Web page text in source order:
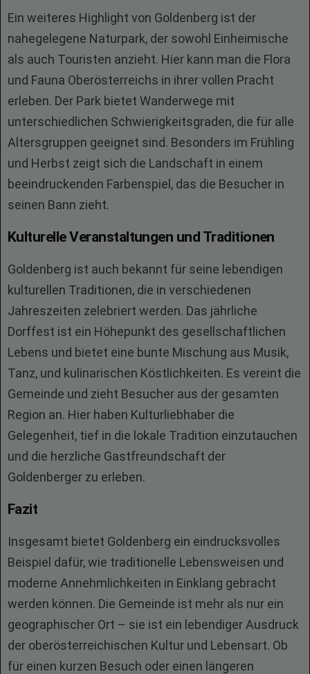
Ein weiteres Highlight von Goldenberg ist der
nahegelegene Naturpark, der sowohl Einheimische
als auch Touristen anzieht. Hier kann man die Flora
und Fauna Oberösterreichs in ihrer vollen Pracht
erleben. Der Park bietet Wanderwege mit
unterschiedlichen Schwierigkeitsgraden, die für alle
Altersgruppen geeignet sind. Besonders im Frühling
und Herbst zeigt sich die Landschaft in einem
beeindruckenden Farbenspiel, das die Besucher in
seinen Bann zieht.
Kulturelle Veranstaltungen und Traditionen
Goldenberg ist auch bekannt für seine lebendigen
kulturellen Traditionen, die in verschiedenen
Jahreszeiten zelebriert werden. Das jährliche
Dorffest ist ein Höhepunkt des gesellschaftlichen
Lebens und bietet eine bunte Mischung aus Musik,
Tanz, und kulinarischen Köstlichkeiten. Es vereint die
Gemeinde und zieht Besucher aus der gesamten
Region an. Hier haben Kulturliebhaber die
Gelegenheit, tief in die lokale Tradition einzutauchen
und die herzliche Gastfreundschaft der
Goldenberger zu erleben.
Fazit
Insgesamt bietet Goldenberg ein eindrucksvolles
Beispiel dafür, wie traditionelle Lebensweisen und
moderne Annehmlichkeiten in Einklang gebracht
werden können. Die Gemeinde ist mehr als nur ein
geographischer Ort – sie ist ein lebendiger Ausdruck
der oberösterreichischen Kultur und Lebensart. Ob
für einen kurzen Besuch oder einen längeren